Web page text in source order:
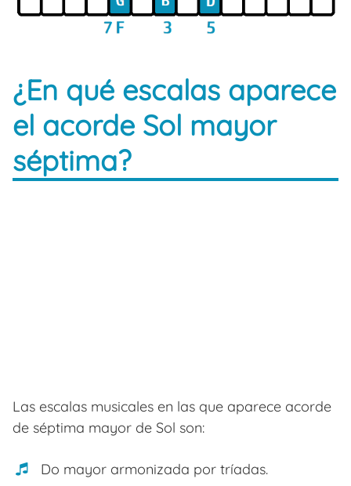
¿En qué escalas aparece
el acorde Sol mayor
séptima?
Las escalas musicales en las que aparece acorde
de séptima mayor de Sol son:
Do mayor armonizada por tríadas.